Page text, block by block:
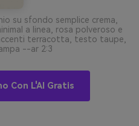
su sfondo semplice crema,
a linea, rosa polveroso e
terracotta, testo taupe,
--ar 2:3
Con L'AI Gratis